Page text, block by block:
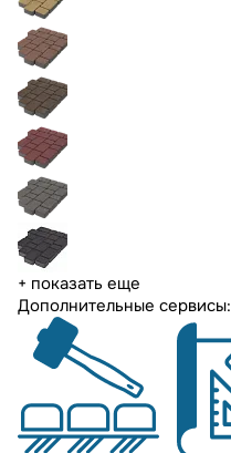
+ показать еще
Дополнительные сервисы: